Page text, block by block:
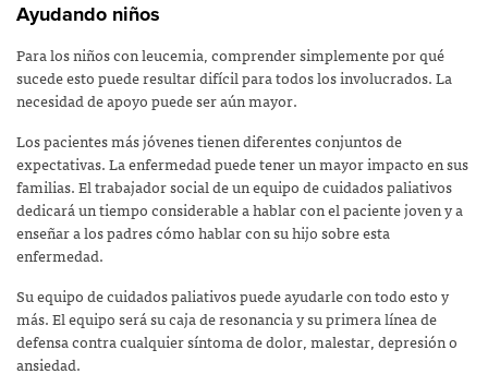
Ayudando niños
Para los niños con leucemia, comprender simplemente por qué
sucede esto puede resultar difícil para todos los involucrados. La
necesidad de apoyo puede ser aún mayor.
Los pacientes más jóvenes tienen diferentes conjuntos de
expectativas. La enfermedad puede tener un mayor impacto en sus
familias. El trabajador social de un equipo de cuidados paliativos
dedicará un tiempo considerable a hablar con el paciente joven y a
enseñar a los padres cómo hablar con su hijo sobre esta
enfermedad.
Su equipo de cuidados paliativos puede ayudarle con todo esto y
más. El equipo será su caja de resonancia y su primera línea de
defensa contra cualquier síntoma de dolor, malestar, depresión o
ansiedad.